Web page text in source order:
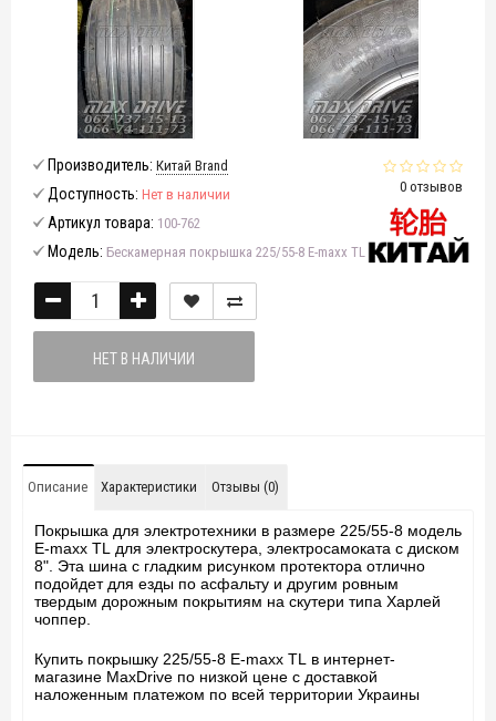
0 отзывов
Производитель: Китай Brand
Доступность: Нет в наличии
Артикул товара: 100-762
Модель: Бескамерная покрышка 225/55-8 E-maxx TL
НЕТ В НАЛИЧИИ
Описание Характеристики Отзывы (0)
Покрышка для электротехники в размере 225/55-8 модель
E-maxx TL для электроскутера, электросамоката с диском
8". Эта шина с гладким рисунком протектора отлично
подойдет для езды по асфальту и другим ровным
твердым дорожным покрытиям на скутери типа Харлей
чоппер.
Купить покрышку 225/55-8 E-maxx TL в интернет-
магазине MaxDrive по низкой цене с доставкой
наложенным платежом по всей территории Украины